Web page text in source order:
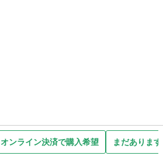
オンライン決済で購入希望 まだありま